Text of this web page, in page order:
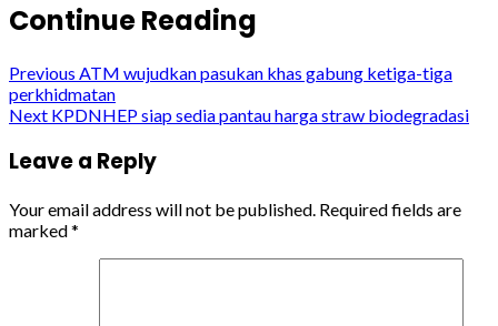
Continue Reading
Previous ATM wujudkan pasukan khas gabung ketiga-tiga
perkhidmatan
Next KPDNHEP siap sedia pantau harga straw biodegradasi
Leave a Reply
Your email address will not be published. Required fields are
marked*